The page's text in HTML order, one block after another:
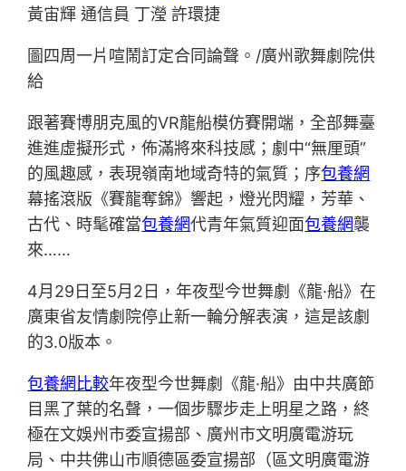
黃宙輝 通信員 丁瀅 許環捷
圖四周一片喧鬧訂定合同論聲。/廣州歌舞劇院供
給
跟著賽博朋克風的VR龍船模仿賽開端，全部舞臺
進進虛擬形式，佈滿將來科技感；劇中“無厘頭”
的風趣感，表現嶺南地域奇特的氣質；序包養網
幕搖滾版《賽龍奪錦》響起，燈光閃耀，芳華、
古代、時髦確當包養網代青年氣質迎面包養網襲
來……
4月29日至5月2日，年夜型今世舞劇《龍·船》在
廣東省友情劇院停止新一輪分解表演，這是該劇
的3.0版本。
包養網比較年夜型今世舞劇《龍·船》由中共廣節
目黑了葉的名聲，一個步驟步走上明星之路，終
極在文娛州市委宣揚部、廣州市文明廣電游玩
局、中共佛山市順德區委宣揚部（區文明廣電游